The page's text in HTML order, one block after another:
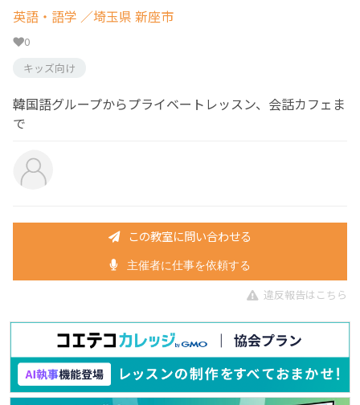
英語・語学 ／埼玉県 新座市
0
キッズ向け
韓国語グループからプライベートレッスン、会話カフェま
で
この教室に問い合わせる
主催者に仕事を依頼する
違反報告はこちら